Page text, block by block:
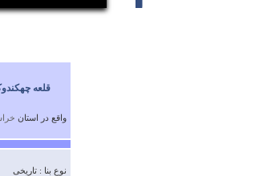
قلعه
واقع در استان
نوع بنا : تاریخی